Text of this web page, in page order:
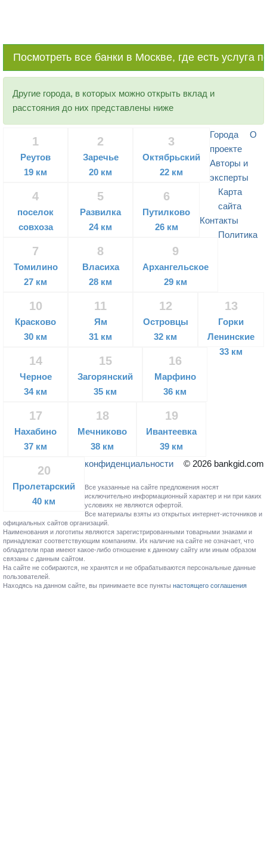
Посмотреть все банки в Москве, где есть услуга
Другие города, в которых можно открыть вклад и
расстояния до них представлены ниже
1
Реутов
19 км
2
Заречье
20 км
3
Октябрьский
22 км
4
поселок
совхоза
Ленина
23 км
5
Развилка
24 км
6
Путилково
26 км
7
Томилино
27 км
8
Власиха
28 км
9
Архангельское
29 км
10
Красково
30 км
11
Ям
31 км
12
Островцы
32 км
13
Горки
Ленинские
33 км
14
Черное
34 км
15
Загорянский
35 км
16
Марфино
36 км
17
Нахабино
37 км
18
Мечниково
38 км
19
Ивантеевка
39 км
20
Пролетарский
40 км
Города
О
проекте
Авторы и
эксперты
Карта
сайта
Контакты
Политика
конфиденциальности © 2026 bankgid.com
Все указанные на сайте предложения носят
исключительно информационный характер и ни при каких
условиях не являются офертой.
Все материалы взяты из открытых интернет-источников и
официальных сайтов организаций.
Наименования и логотипы являются зарегистрированными товарными знаками и
принадлежат соответствующим компаниям. Их наличие на сайте не означает, что
обладатели прав имеют какое-либо отношение к данному сайту или иным образом
связаны с данным сайтом.
На сайте не собираются, не хранятся и не обрабатываются персональные данные
пользователей.
Находясь на данном сайте, вы принимаете все пункты настоящего соглашения